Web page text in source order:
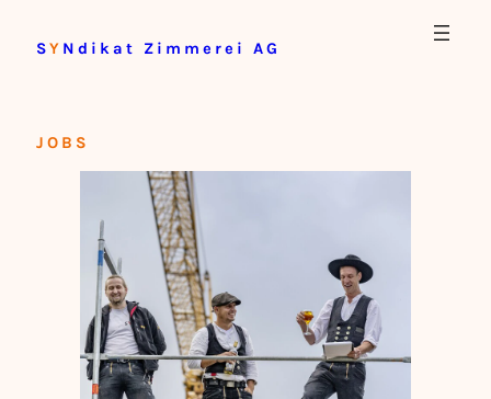
Inhalt
SY Ndikat Zimmerei AG
JOBS